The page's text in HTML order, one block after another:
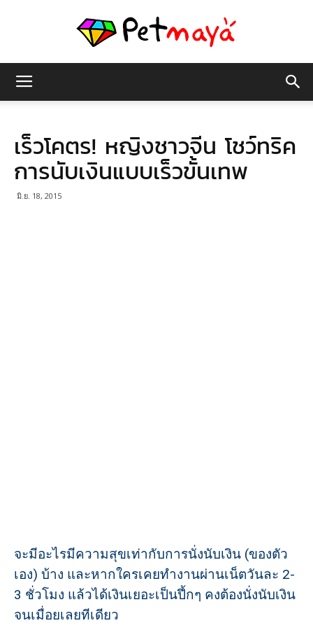
มายา
เร็วโคตร! หญิงชาวจีน โชว์ทริค
การนับเงินแบบเร็วขั้นเทพ
มิ.ย. 18, 2015
จะมีอะไรมีความสุขเท่ากับการนั่งนับเงิน (ของตัว
เอง) บ้าง และหากใครเคยทำงานผ่านเน็ตวันละ 2-
3 ชั่วโมง แล้วได้เงินเยอะเป็นปึ้กๆ คงต้องนั่งนับเงิน
จนเมื่อยเลยทีเดียว